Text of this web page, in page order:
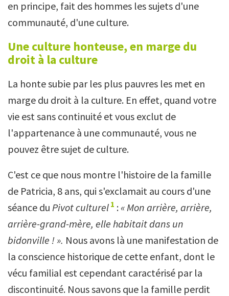
en principe, fait des hommes les sujets d'une
communauté, d'une culture.
Une culture honteuse, en marge du
droit à la culture
La honte subie par les plus pauvres les met en
marge du droit à la culture. En effet, quand votre
vie est sans continuité et vous exclut de
l'appartenance à une communauté, vous ne
pouvez être sujet de culture.
C'est ce que nous montre l'histoire de la famille
de Patricia, 8 ans, qui s'exclamait au cours d'une
séance du Pivot culturel 1 : « Mon arrière, arrière,
arrière-grand-mère, elle habitait dans un
bidonville ! ». Nous avons là une manifestation de
la conscience historique de cette enfant, dont le
vécu familial est cependant caractérisé par la
discontinuité. Nous savons que la famille perdit